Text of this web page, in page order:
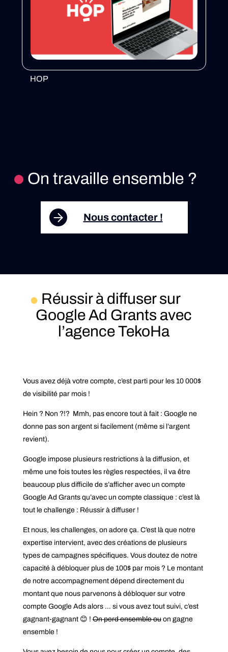
HOP
On travaille ensemble ?
Nous contacter !
Réussir à diffuser sur
Google Ad Grants avec
l’agence TekoHa
Vous avez déjà votre compte, c’est parti pour les 10 000$
de visibilité par mois !
Hein ? Non ?!? Mmh, pas encore tout à fait : Google ne
donne pas son argent si facilement (même si l’argent
revient).
Google impose plusieurs restrictions à la diffusion, et
même une fois toutes les règles respectées, il va être
beaucoup plus difficile de s’afficher avec un compte
Google Ad Grants qu’avec un compte classique : c’est là
tout le challenge : Réussir à diffuser !
Et nous, les challenges, on adore ça. C’est là que notre
expertise intervient, avec des créations de plusieurs
types de campagnes spécifiques. Vous doutez de notre
capacité à débloquer plus de 100$ par mois ? Le montant
de notre accompagnement dépend directement du
montant que nous parvenons à débloquer sur votre
compte Google Ads alors … si vous avez tout suivi, c’est
gagnant-gagnant 😊 !On perd ensemble ouon gagne
ensemble !